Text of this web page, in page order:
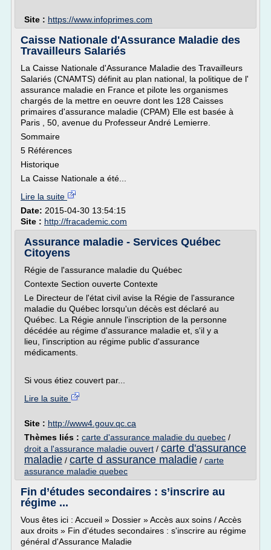
Site : https://www.infoprimes.com
Caisse Nationale d'Assurance Maladie des
Travailleurs Salariés
La Caisse Nationale d'Assurance Maladie des Travailleurs
Salariés (CNAMTS) définit au plan national, la politique de l'
assurance maladie en France et pilote les organismes
chargés de la mettre en oeuvre dont les 128 Caisses
primaires d'assurance maladie (CPAM) Elle est basée à
Paris , 50, avenue du Professeur André Lemierre.
Sommaire
5 Références
Historique
La Caisse Nationale a été...
Lire la suite
Date: 2015-04-30 13:54:15
Site : http://fracademic.com
Assurance maladie - Services Québec
Citoyens
Régie de l'assurance maladie du Québec
Contexte Section ouverte Contexte
Le Directeur de l'état civil avise la Régie de l'assurance
maladie du Québec lorsqu'un décès est déclaré au
Québec. La Régie annule l'inscription de la personne
décédée au régime d'assurance maladie et, s'il y a
lieu, l'inscription au régime public d'assurance
médicaments.
Si vous étiez couvert par...
Lire la suite
Site : http://www4.gouv.qc.ca
Thèmes liés : carte d'assurance maladie du quebec /
droit a l'assurance maladie ouvert / carte d'assurance
maladie / carte d assurance maladie / carte
assurance maladie quebec
Fin d’études secondaires : s’inscrire au
régime ...
Vous êtes ici : Accueil » Dossier » Accès aux soins / Accès
aux droits » Fin d'études secondaires : s'inscrire au régime
général d'Assurance Maladie